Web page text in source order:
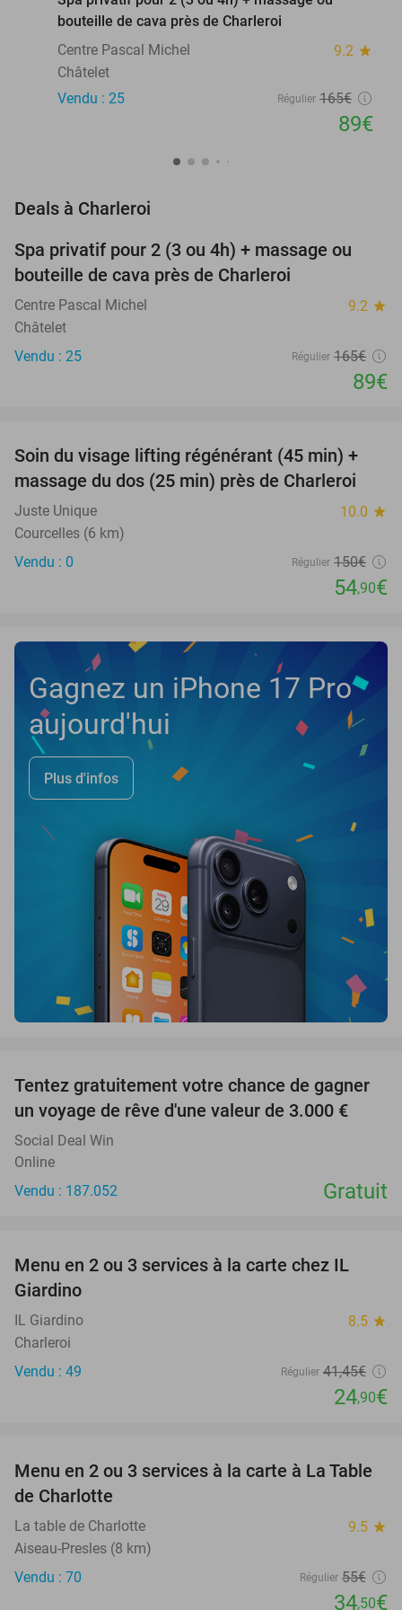
bouteille de cava près de Charleroi
Centre Pascal Michel
9.2 star
Châtelet
Vendu : 25
Régulier 165€
89€
Deals à Charleroi
46%
Spa privatif pour 2 (3 ou 4h) + massage ou
bouteille de cava près de Charleroi
Centre Pascal Michel 9.2 star
Châtelet
Vendu : 25
Régulier 165€
89€
63%
TODAY
Soin du visage lifting régénérant (45 min) +
massage du dos (25 min) près de Charleroi
Juste Unique 10.0 star
Courcelles (6 km)
Vendu : 0
Régulier 150€
54,90€
Gagnez un iPhone 17 Pro
aujourd'hui
Plus d'infos
Tentez gratuitement votre chance de gagner
un voyage de rêve d'une valeur de 3.000 €
Social Deal Win
Online
Vendu : 187.052
Gratuit
40%
Menu en 2 ou 3 services à la carte chez IL
Giardino
IL Giardino 8.5 star
Charleroi
Vendu : 49
Régulier 41,45€
24,90€
37%
Menu en 2 ou 3 services à la carte à La Table
de Charlotte
La table de Charlotte 9.5 star
Aiseau-Presles (8 km)
Vendu : 70
Régulier 55€
34,50€